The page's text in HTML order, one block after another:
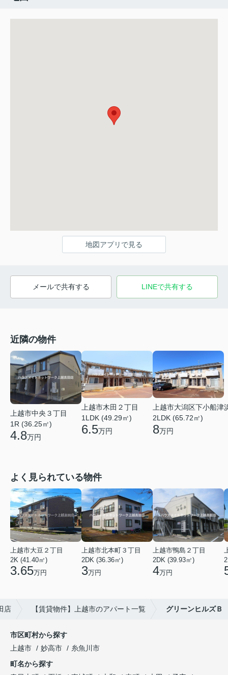
地図アプリで見る
メールで共有する LINEで共有する
近隣の物件
上越市中央３丁目
1R (36.25㎡)
4.8万円
上越市木田２丁目
1LDK (49.29㎡)
6.5万円
上越市大潟区下小船津
2LDK (65.72㎡)
8万円
よく見られている物件
上越市大豆２丁目
2K (41.40㎡)
3.65万円
上越市北本町３丁目
2DK (36.36㎡)
3万円
上越市鴨島２丁目
2DK (39.93㎡)
4万円
店 【賃貸物件】上越市のアパート一覧 グリーンヒルズＢ
市区町村から探す
上越市
妙高市
糸魚川市
町名から探す